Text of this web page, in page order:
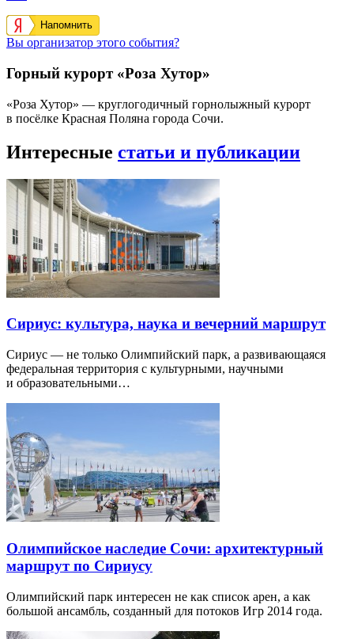
Напомнить
Вы организатор этого события?
Горный курорт «Роза Хутор»
«Роза Хутор» — круглогодичный горнолыжный курорт
в посёлке Красная Поляна города Сочи.
Интересные статьи и публикации
Сириус: культура, наука и вечерний маршрут
Сириус — не только Олимпийский парк, а развивающаяся
федеральная территория с культурными, научными
и образовательными…
Олимпийское наследие Сочи: архитектурный
маршрут по Сириусу
Олимпийский парк интересен не как список арен, а как
большой ансамбль, созданный для потоков Игр 2014 года.